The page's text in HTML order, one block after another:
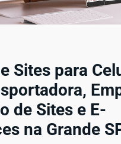
Sites para
de Sites e E-
na Grande